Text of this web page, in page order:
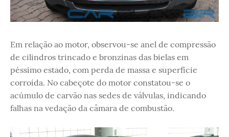
Em relação ao motor, observou-se anel de compressão
de cilindros trincado e bronzinas das bielas em
péssimo estado, com perda de massa e superfície
corroída. No cabeçote do motor constatou-se o
acúmulo de carvão nas sedes de válvulas, indicando
falhas na vedação da câmara de combustão.